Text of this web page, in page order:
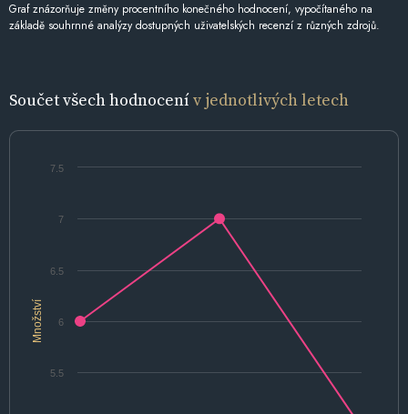
Graf znázorňuje změny procentního konečného hodnocení, vypočítaného na
základě souhrnné analýzy dostupných uživatelských recenzí z různých zdrojů.
Součet všech hodnocenív jednotlivých letech
Množství
5.5
6
6.5
7
7.5